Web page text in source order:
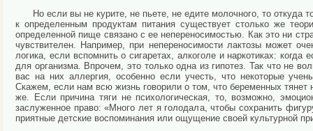
Но если вы не курите, не пьете, не едите мо­лочного, то откуда
к определенным продуктам питания существует столько же
определенной пище связано с ее непе­реносимостью. Как это ни
чувствителен. Например, при непереносимости лактозы может
логика, если вспомнить о сигаретах, алкоголе и наркотиках:
для организма. Впрочем, это только одна из гипотез. Так что не
вас на них ал­лергия, особенно если учесть, что некоторые
Скажем, если нам всю жизнь говорили о том, что беременных тянет
же. Ес­ли причина тяги не психологическая, то, возмож­но,
заслуженное право: «Много лет я голодала, чтобы сохранить
приятные детские воспоминания или ощущение своей культурной